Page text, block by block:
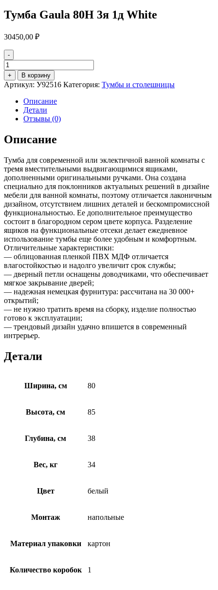
Тумба Gaula 80Н 3я 1д White
30450,00 ₽
-
Количество
товара
Тумба
Gaula
80Н
+ В корзину
Артикул: У92516 Категория: Тумбы и столешницы
Описание
Детали
Отзывы (0)
Описание
Тумба для современной или эклектичной ванной комнаты с
тремя вместительными выдвигающимися ящиками,
дополненными оригинальными ручками. Она создана
специально для поклонников актуальных решений в дизайне
мебели для ванной комнаты, поэтому отличается лаконичным
дизайном, отсутствием лишних деталей и бескомпромиссной
функциональностью. Ее дополнительное преимущество
состоит в благородном сером цвете корпуса. Разделение
ящиков на функциональные отсеки делает ежедневное
использование тумбы еще более удобным и комфортным.
Отличительные характеристики:
— облицованная пленкой ПВХ МДФ отличается
влагостойкостью и надолго увеличит срок службы;
— дверный петли оснащены доводчиками, что обеспечивает
мягкое закрывание дверей;
— надежная немецкая фурнитура: рассчитана на 30 000+
открытий;
— не нужно тратить время на сборку, изделие полностью
готово к эксплуатации;
— трендовый дизайн удачно впишется в современный
интрерьер.
Детали
Ширина, см 80
Высота, см 85
Глубина, см 38
Вес, кг 34
Цвет белый
Монтаж напольные
Материал упаковки картон
Количество коробок 1